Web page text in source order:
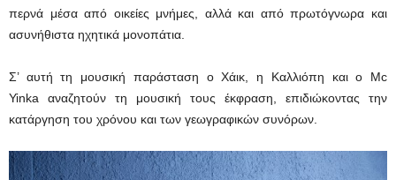
περνά μέσα από οικείες μνήμες, αλλά και από πρωτόγνωρα και
ασυνήθιστα ηχητικά μονοπάτια.
Σ’ αυτή τη μουσική παράσταση ο Χάικ, η Καλλιόπη και ο Mc
Yinka αναζητούν τη μουσική τους έκφραση, επιδιώκοντας την
κατάργηση του χρόνου και των γεωγραφικών συνόρων.